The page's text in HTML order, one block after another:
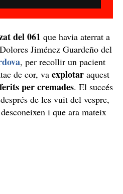
del 061 que havia aterrat a
Jiménez Guardeño del
, per recollir un pacient
de cor, va explotar aquest
per cremades. El succés
de les vuit del vespre,
i que ara mateix